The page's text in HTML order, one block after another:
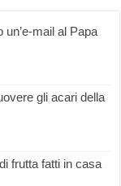
mail al Papa
gli acari della
frutta fatti in casa